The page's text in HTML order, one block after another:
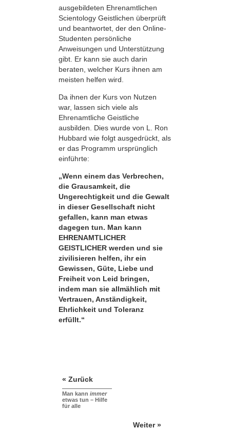
ausgebildeten Ehrenamtlichen
Scientology Geistlichen überprüft
und beantwortet, der den Online-
Studenten persönliche
Anweisungen und Unterstützung
gibt. Er kann sie auch darin
beraten, welcher Kurs ihnen am
meisten helfen wird.
Da ihnen der Kurs von Nutzen
war, lassen sich viele als
Ehrenamtliche Geistliche
ausbilden. Dies wurde von L. Ron
Hubbard wie folgt ausgedrückt, als
er das Programm ursprünglich
einführte:
„Wenn einem das Verbrechen,
die Grausamkeit, die
Ungerechtigkeit und die Gewalt
in dieser Gesellschaft nicht
gefallen, kann man etwas
dagegen tun. Man kann
EHRENAMTLICHER
GEISTLICHER werden und sie
zivilisieren helfen, ihr ein
Gewissen, Güte, Liebe und
Freiheit von Leid bringen,
indem man sie allmählich mit
Vertrauen, Anständigkeit,
Ehrlichkeit und Toleranz
erfüllt.“
« Zurück
Man kann immer
etwas tun – Hilfe
für alle
Weiter »